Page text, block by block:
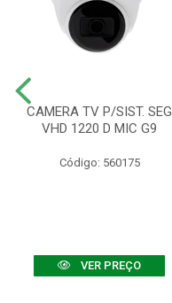
CAMERA TV P/SIST. SEG
VHD 1220 D MIC G9
Código: 560175
VER PREÇO